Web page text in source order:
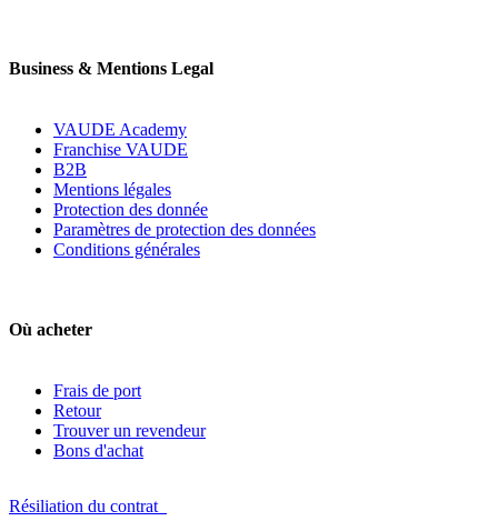
Business & Mentions Legal
VAUDE Academy
Franchise VAUDE
B2B
Mentions légales
Protection des donnée
Paramètres de protection des données
Conditions générales
Où acheter
Frais de port
Retour
Trouver un revendeur
Bons d'achat
Résiliation du contrat